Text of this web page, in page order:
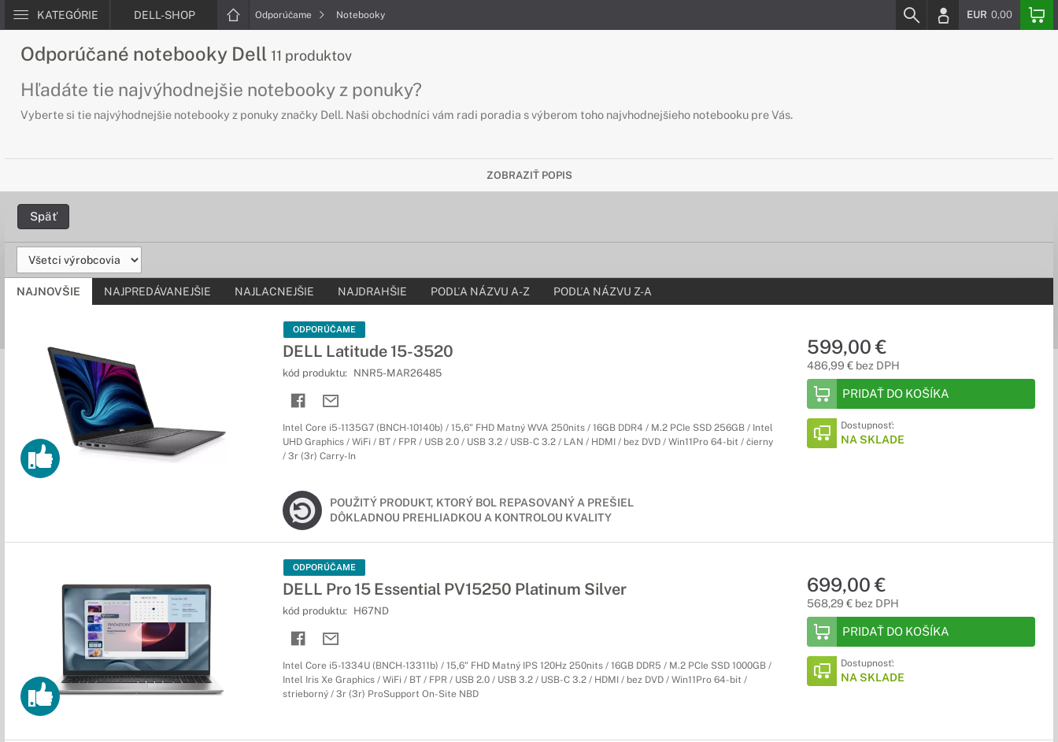
KATEGÓRIE DELL-SHOP Odporúčame Notebooky EUR 0,00
Odporúčané notebooky Dell 11 produktov
Hľadáte tie najvýhodnejšie notebooky z ponuky?
Vyberte si tie najvýhodnejšie notebooky z ponuky značky Dell. Naši obchodníci vám radi poradia s výberom toho najvhodnejšieho notebooku pre Vás.
ZOBRAZIŤ POPIS
Späť
NAJNOVŠIE NAJPREDÁVANEJŠIE NAJLACNEJŠIE NAJDRAHŠIE PODĽA NÁZVU A-Z PODĽA NÁZVU Z-A
ODPORÚČAME
DELL Latitude 15-3520
kód produktu: NNR5-MAR26485
Intel Core i5-1135G7 (BNCH-10140b) / 15,6" FHD Matný WVA 250nits / 16GB DDR4 / M.2 PCIe SSD 256GB / Intel
UHD Graphics / WiFi / BT / FPR / USB 2.0 / USB 3.2 / USB-C 3.2 / LAN / HDMI / bez DVD / Win11Pro 64-bit / čierny
/ 3r (3r) Carry-In
599,00 €
486,99 € bez DPH
PRIDAŤ DO KOŠÍKA
Dostupnosť:
NA SKLADE
POUŽITÝ PRODUKT, KTORÝ BOL REPASOVANÝ A PREŠIEL
DÔKLADNOU PREHLIADKOU A KONTROLOU KVALITY
ODPORÚČAME
DELL Pro 15 Essential PV15250 Platinum Silver
kód produktu: H67ND
Intel Core i5-1334U (BNCH-13311b) / 15,6" FHD Matný IPS 120Hz 250nits / 16GB DDR5 / M.2 PCIe SSD 1000GB /
Intel Iris Xe Graphics / WiFi / BT / FPR / USB 2.0 / USB 3.2 / USB-C 3.2 / HDMI / bez DVD / Win11Pro 64-bit /
strieborný / 3r (3r) ProSupport On-Site NBD
699,00 €
568,29 € bez DPH
PRIDAŤ DO KOŠÍKA
Dostupnosť:
NA SKLADE